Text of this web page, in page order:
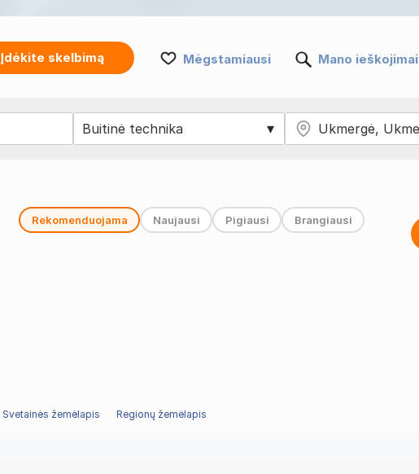
Įdėkite skelbimą Mėgstamiausi Mano ieškojimai
Rekomenduojama Naujausi Pigiausi Brangiausi
Svetainės žemėlapis Regionų žemėlapis